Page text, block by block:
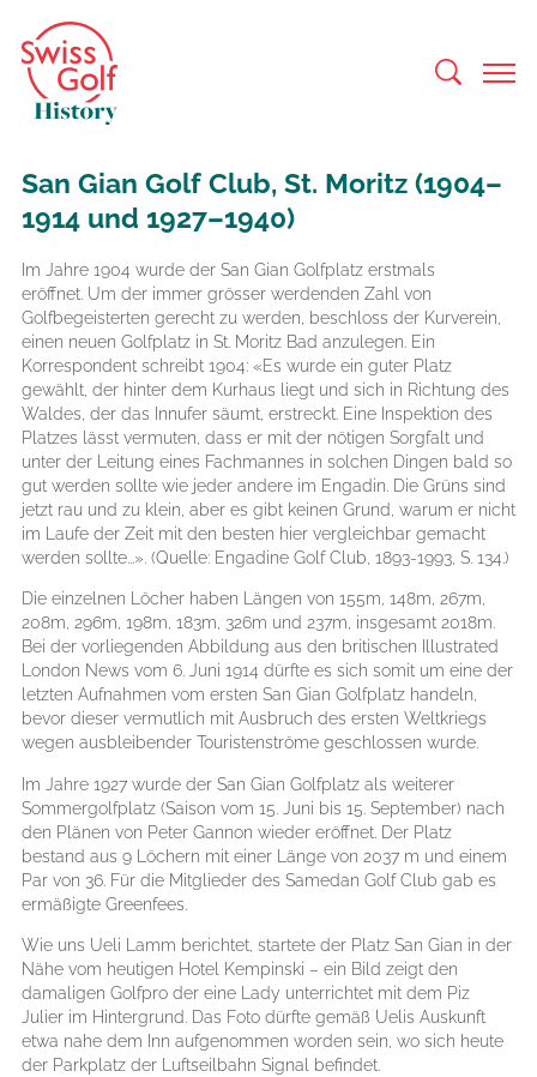
San Gian Golf Club, St. Moritz (1904–
1914 und 1927–1940)
Im Jahre 1904 wurde der San Gian Golfplatz erstmals
eröffnet. Um der immer grösser werdenden Zahl von
Golfbegeisterten gerecht zu werden, beschloss der Kurverein,
einen neuen Golfplatz in St. Moritz Bad anzulegen. Ein
Korrespondent schreibt 1904: «Es wurde ein guter Platz
gewählt, der hinter dem Kurhaus liegt und sich in Richtung des
Waldes, der das Innufer säumt, erstreckt. Eine Inspektion des
Platzes lässt vermuten, dass er mit der nötigen Sorgfalt und
unter der Leitung eines Fachmannes in solchen Dingen bald so
gut werden sollte wie jeder andere im Engadin. Die Grüns sind
jetzt rau und zu klein, aber es gibt keinen Grund, warum er nicht
im Laufe der Zeit mit den besten hier vergleichbar gemacht
werden sollte...». (Quelle: Engadine Golf Club, 1893-1993, S. 134.)
Die einzelnen Löcher haben Längen von 155m, 148m, 267m,
208m, 296m, 198m, 183m, 326m und 237m, insgesamt 2018m.
Bei der vorliegenden Abbildung aus den britischen Illustrated
London News vom 6. Juni 1914 dürfte es sich somit um eine der
letzten Aufnahmen vom ersten San Gian Golfplatz handeln,
bevor dieser vermutlich mit Ausbruch des ersten Weltkriegs
wegen ausbleibender Touristenströme geschlossen wurde.
Im Jahre 1927 wurde der San Gian Golfplatz als weiterer
Sommergolfplatz (Saison vom 15. Juni bis 15. September) nach
den Plänen von Peter Gannon wieder eröffnet. Der Platz
bestand aus 9 Löchern mit einer Länge von 2037 m und einem
Par von 36. Für die Mitglieder des Samedan Golf Club gab es
ermäßigte Greenfees.
Wie uns Ueli Lamm berichtet, startete der Platz San Gian in der
Nähe vom heutigen Hotel Kempinski – ein Bild zeigt den
damaligen Golfpro der eine Lady unterrichtet mit dem Piz
Julier im Hintergrund. Das Foto dürfte gemäß Uelis Auskunft
etwa nahe dem Inn aufgenommen worden sein, wo sich heute
der Parkplatz der Luftseilbahn Signal befindet.